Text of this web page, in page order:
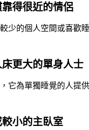
得很近的情侶
少的個人空間或喜歡
更大的單身人士
它為單獨睡覺的人提
小的主臥室